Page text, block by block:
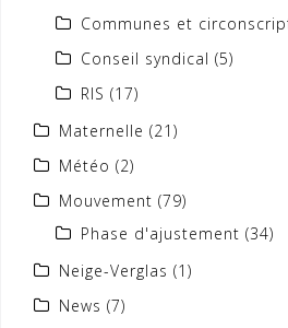
Communes et
Conseil syndical (5)
RIS (17)
Maternelle (21)
Météo (2)
Mouvement (79)
Phase d'ajustement (34)
Neige-Verglas (1)
News (7)